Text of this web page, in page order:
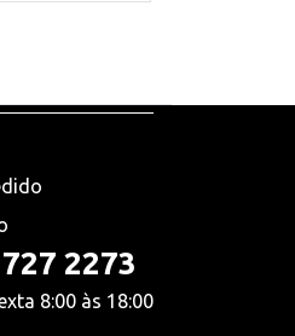
2273
8:00 às 18:00